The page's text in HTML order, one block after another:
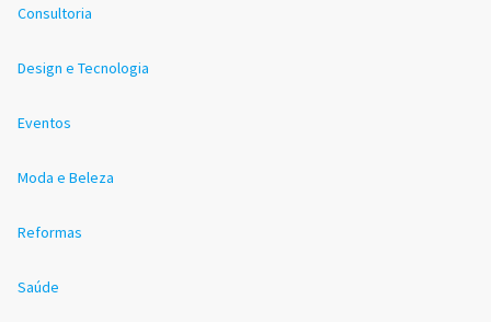
Consultoria
Design e Tecnologia
Eventos
Moda e Beleza
Reformas
Saúde